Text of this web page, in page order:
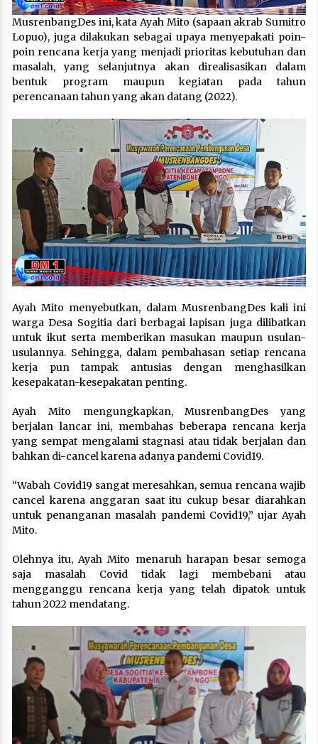
MusrenbangDes ini, kata Ayah Mito (sapaan akrab Sumitro
Lopuo), juga dilakukan sebagai upaya menyepakati poin-
poin rencana kerja yang menjadi prioritas kebutuhan dan
masalah, yang selanjutnya akan direalisasikan dalam
bentuk program maupun kegiatan pada tahun
perencanaan tahun yang akan datang (2022).
Ayah Mito menyebutkan, dalam MusrenbangDes kali ini
warga Desa Sogitia dari berbagai lapisan juga dilibatkan
untuk ikut serta memberikan masukan maupun usulan-
usulannya. Sehingga, dalam pembahasan setiap rencana
kerja pun tampak antusias dengan menghasilkan
kesepakatan-kesepakatan penting.
Ayah Mito mengungkapkan, MusrenbangDes yang
berjalan lancar ini, membahas beberapa rencana kerja
yang sempat mengalami stagnasi atau tidak berjalan dan
bahkan di-cancel karena adanya pandemi Covid19.
“Wabah Covid19 sangat meresahkan, semua rencana wajib
cancel karena anggaran saat itu cukup besar diarahkan
untuk penanganan masalah pandemi Covid19,” ujar Ayah
Mito.
Olehnya itu, Ayah Mito menaruh harapan besar semoga
saja masalah Covid tidak lagi membebani atau
mengganggu rencana kerja yang telah dipatok untuk
tahun 2022 mendatang.